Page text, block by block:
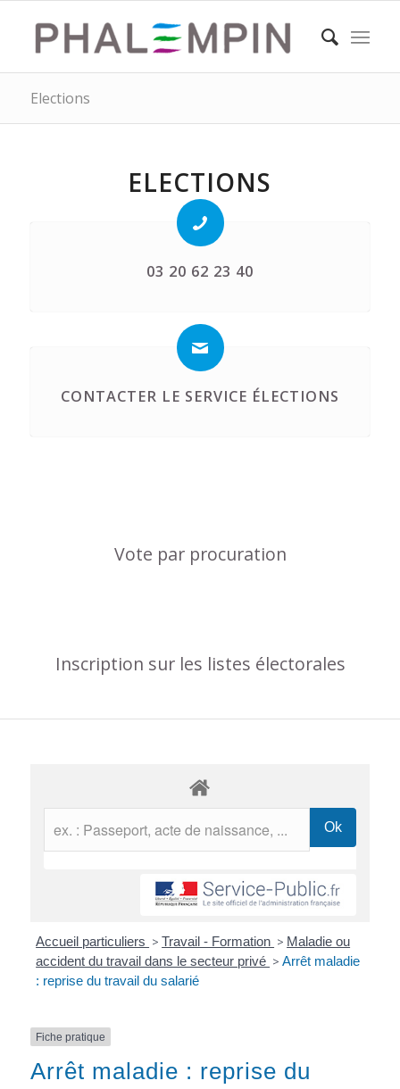
Elections
ELECTIONS
03 20 62 23 40
CONTACTER LE SERVICE ÉLECTIONS
Vote par procuration
Inscription sur les listes électorales
Accueil particuliers > Travail - Formation > Maladie ou
accident du travail dans le secteur privé > Arrêt maladie
: reprise du travail du salarié
Fiche pratique
Arrêt maladie : reprise du